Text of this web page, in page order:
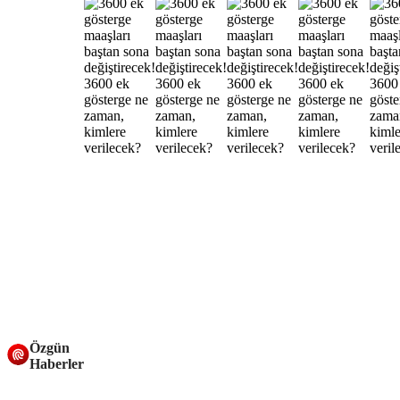
Özgün
Haberler